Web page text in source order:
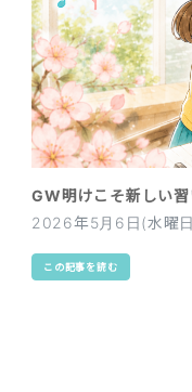
GW明けこそ新しい習
2026年5月6日(水曜
この記事を読む